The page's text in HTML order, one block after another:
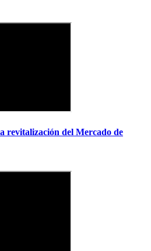
revitalización del Mercado de